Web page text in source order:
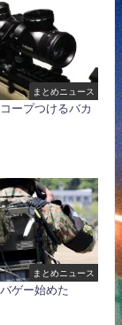
まとめニュース
ープつけるバカ
まとめニュース
ゲー始めた